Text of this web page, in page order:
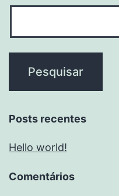
Posts recentes
Hello world!
Comentários